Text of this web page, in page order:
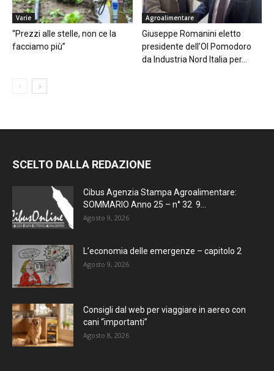
Varie
“Prezzi alle stelle, non ce la
facciamo più”
Agroalimentare
Giuseppe Romanini eletto
presidente dell’OI Pomodoro
da Industria Nord Italia per...
SCELTO DALLA REDAZIONE
Cibus Agenzia Stampa Agroalimentare:
SOMMARIO Anno 25 – n° 32 9...
Agosto 9, 2026
L’economia delle emergenze – capitolo 2
Agosto 9, 2026
Consigli dal web per viaggiare in aereo con
cani “importanti”
Agosto 8, 2026